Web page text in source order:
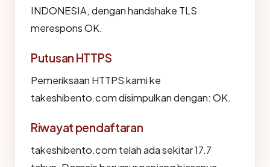
INDONESIA, dengan handshake TLS
merespons OK.
Putusan HTTPS
Pemeriksaan HTTPS kami ke
takeshibento.com disimpulkan dengan: OK.
Riwayat pendaftaran
takeshibento.com telah ada sekitar 17.7